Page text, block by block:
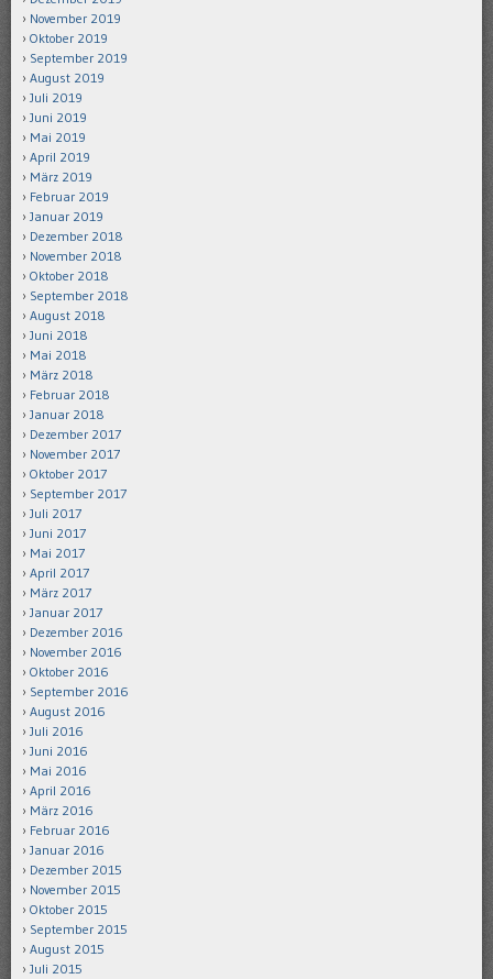
November 2019
Oktober 2019
September 2019
August 2019
Juli 2019
Juni 2019
Mai 2019
April 2019
März 2019
Februar 2019
Januar 2019
Dezember 2018
November 2018
Oktober 2018
September 2018
August 2018
Juni 2018
Mai 2018
März 2018
Februar 2018
Januar 2018
Dezember 2017
November 2017
Oktober 2017
September 2017
Juli 2017
Juni 2017
Mai 2017
April 2017
März 2017
Januar 2017
Dezember 2016
November 2016
Oktober 2016
September 2016
August 2016
Juli 2016
Juni 2016
Mai 2016
April 2016
März 2016
Februar 2016
Januar 2016
Dezember 2015
November 2015
Oktober 2015
September 2015
August 2015
Juli 2015